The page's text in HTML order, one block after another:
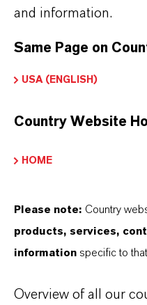
Hier können die
Nach Auswahl des
Download-Link.
Technisches
Sicherheitsdatenblatt
RECHTSRAUM AUSWÄHLEN
and information.
Same Page on
USA (ENGLISH)
Country Website
HOME
Please note: Country
products, services,
information specific to
Overview of all our